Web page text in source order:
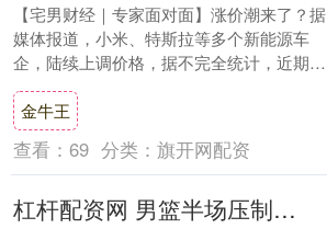
【宅男财经｜专家面对面】涨价潮来了？据
媒体报道，小米、特斯拉等多个新能源车
企，陆续上调价格，据不完全统计，近期已
有10余家新能源车企公告调整价格、缩减优
惠或计划....
金牛王
查看： 69 分类： 旗开网配资
杠杆配资网 男篮半场压制荷兰！王俊杰与内线齐发力，廖三宁表现亮眼，小胡状况堪忧_进攻_比赛_得分